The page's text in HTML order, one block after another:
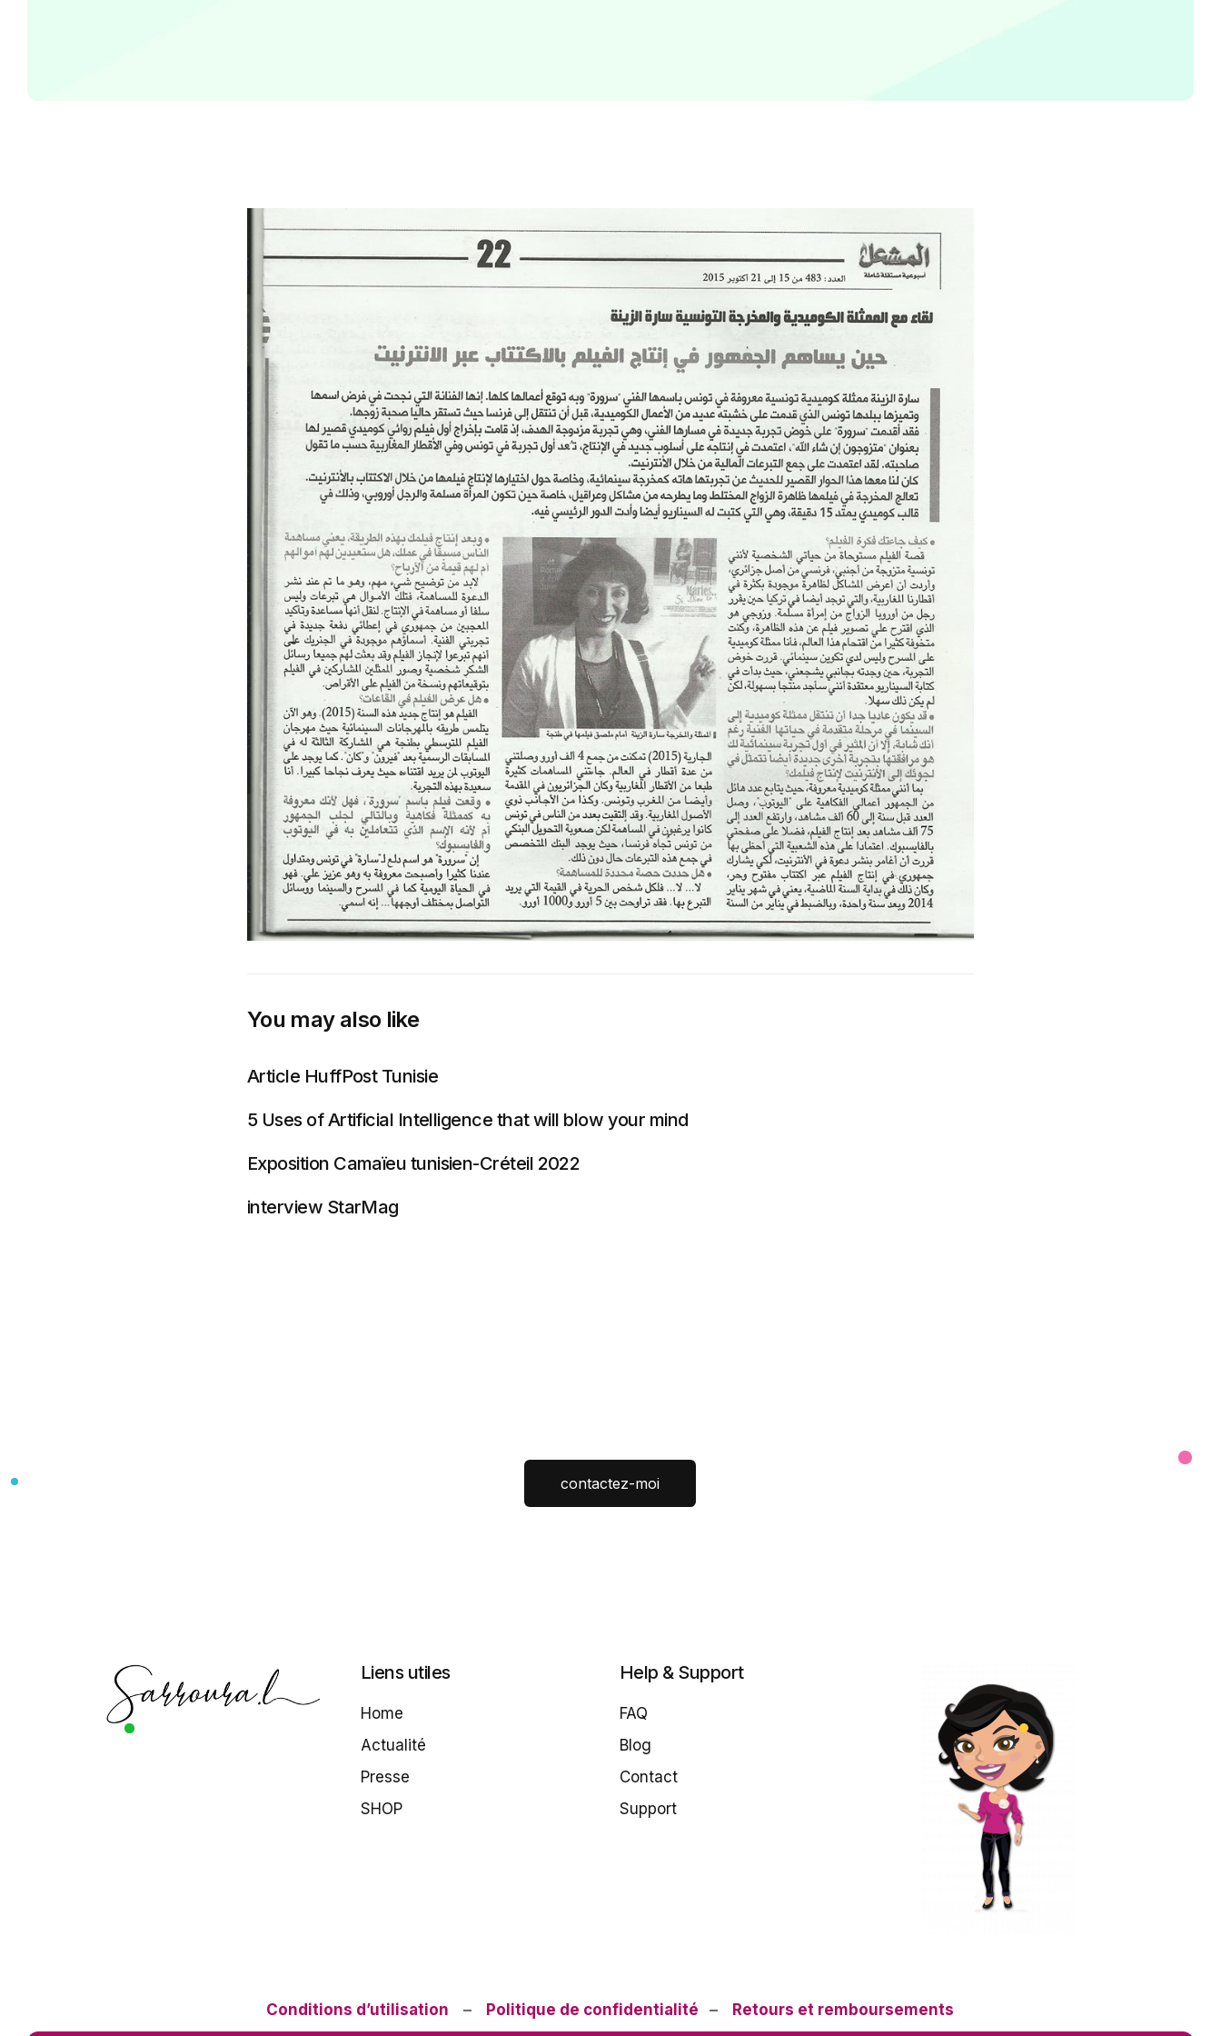
You may also like
Article HuffPost Tunisie
5 Uses of Artificial Intelligence that will blow your mind
Exposition Camaïeu tunisien-Créteil 2022
interview StarMag
contactez-moi
Liens utiles
Home
Actualité
Presse
SHOP
Help & Support
FAQ
Blog
Contact
Support
Conditions d’utilisation – Politique de confidentialité – Retours et remboursements